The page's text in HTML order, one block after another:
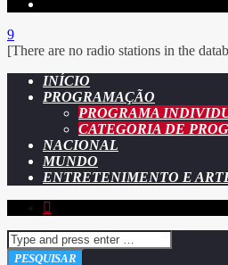
[There are no radio stations in the
INÍCIO
PROGRAMAÇÃO
PROGRAMA
CATEGORIA DE
NACIONAL
MUNDO
ENTRETENIMENTO E